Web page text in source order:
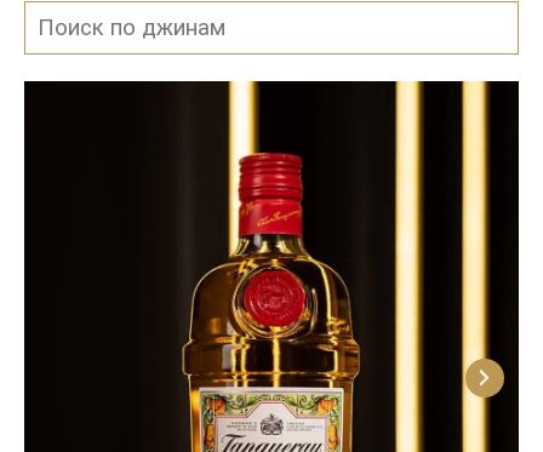
Испанские вина
Саке